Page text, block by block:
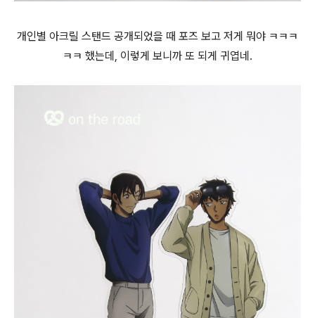
개인별 아크릴 스탠드 공개되었을 때 포즈 보고 저게 뭐야 ㅋㅋㅋ
ㅋㅋ 했는데, 이렇게 보니까 또 되게 귀엽네.